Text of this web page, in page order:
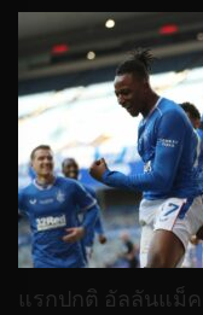
แรกปกติ อัลลันแม็ค